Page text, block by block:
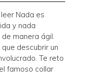
Nada es
y nada
manera ágil.
descubrir un
Te reto
famoso collar